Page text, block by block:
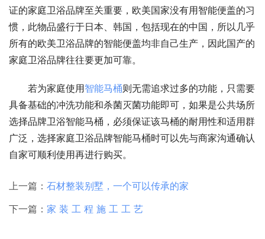
证的家庭卫浴品牌‍至关重要，欧美国家没有用智能便盖的习
惯，此物品盛行于日本、韩国，包括现在的中国，所以几乎
所有的欧美卫浴品牌的智能便盖均非自己生产，因此国产的
家庭卫浴品牌往往要更加可靠。
若为家庭使用智能马桶则无需追求过多的功能，只需要
具备基础的冲洗功能和杀菌灭菌功能即可，如果是公共场所
选择品牌卫浴智能马桶，必须保证该马桶的耐用性和适用群
广泛，选择家庭卫浴品牌智能马桶时可以先与商家沟通确认
自家可顺利使用再进行购买。
上一篇： 石材整装别墅，一个可以传承的家
下一篇： 家 装 工 程 施 工 工 艺